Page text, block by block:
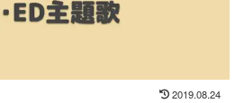
2019.08.24